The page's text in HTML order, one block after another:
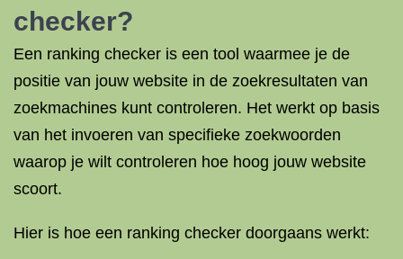
checker?
Een ranking checker is een tool waarmee je de
positie van jouw website in de zoekresultaten van
zoekmachines kunt controleren. Het werkt op basis
van het invoeren van specifieke zoekwoorden
waarop je wilt controleren hoe hoog jouw website
scoort.
Hier is hoe een ranking checker doorgaans werkt: